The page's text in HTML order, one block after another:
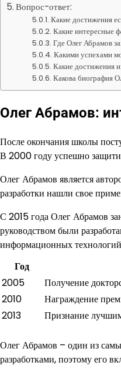
Вопрос-ответ:
Какие достижения
Какие интересные
Где Олег Абрамов
Какими успехами
Какие достижения
Какова биография
Олег Абрамов:
После окончания школы
В 2000 году успешно
Олег Абрамов является
разработки нашли свое
С 2015 года Олег Абрамов
руководством были
информационных технологий
Год
2005
Получение
2010
Награждение
2013
Признание
Олег Абрамов – один из
разработками, поэтому его